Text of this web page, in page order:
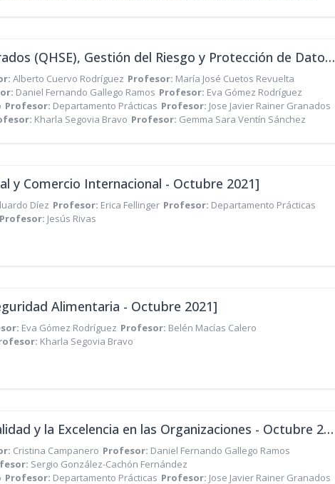
[Máster de Sistemas Integrados (QHSE), Gestión del Riesgo y Protección de Datos - Octubre 2021]
Alberto Cuervo Rodríguez Profesor: María José Cuetos Revuelta
Daniel Fernando Gallego Ramos Profesor: Eva Gómez Rodríguez
Profesor: Departamento Prácticas Profesor: Jose Javier Rainer Granados
Kharla Segovia Bravo Profesor: Gemma Sara Ventín Sánchez
y Comercio Internacional - Octubre 2021]
Díez Profesor: Erica Fellinger Profesor: Departamento Prácticas
Profesor: Jesús Rivas
Alimentaria - Octubre 2021]
Eva Gómez Rodríguez Profesor: Belén Macías Calero
Kharla Segovia Bravo
[Máster en Gestión de la Calidad y la Excelencia en las Organizaciones - Octubre 2021]
Cristina Campanero Profesor: Daniel Fernando Gallego Ramos
Sergio González-Cachón Fernández
Profesor: Departamento Prácticas Profesor: Jose Javier Rainer Granados